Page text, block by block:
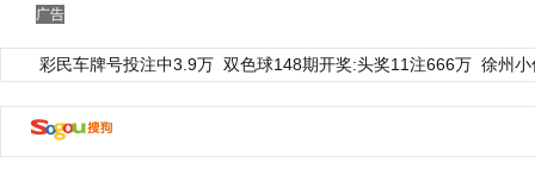
广告
彩民车牌号投注中3.9万 双色球148期开奖:头奖11注666万 徐州